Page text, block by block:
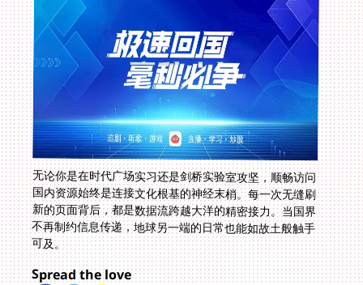
无论你是在时代广场实习还是剑桥实验室攻坚，顺畅访问
国内资源始终是连接文化根基的神经末梢。每一次无缝刷
新的页面背后，都是数据流跨越大洋的精密接力。当国界
不再制约信息传递，地球另一端的日常也能如故土般触手
可及。
Spread the love